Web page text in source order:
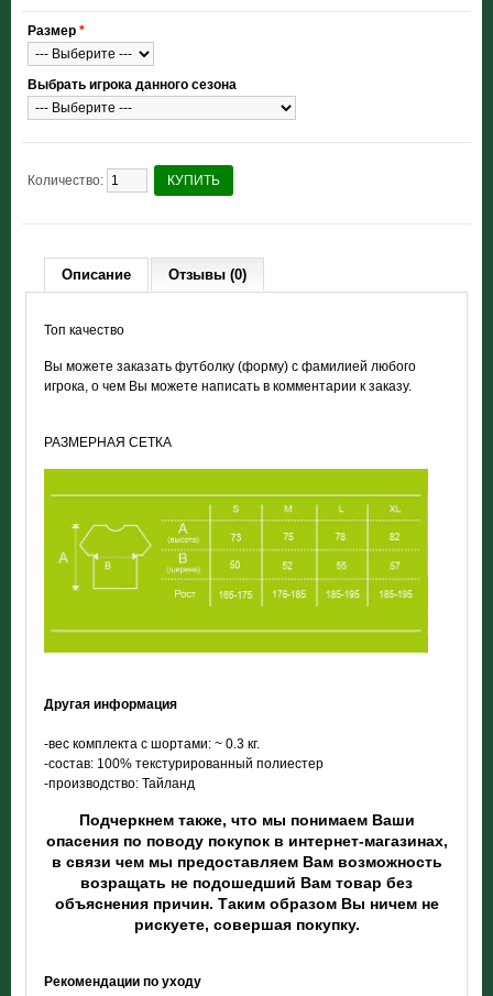
Размер *
Выбрать игрока данного сезона
Количество: КУПИТЬ
Описание Отзывы (0)
Топ качество
Вы можете заказать футболку (форму) с фамилией любого
игрока, о чем Вы можете написать в комментарии к заказу.
РАЗМЕРНАЯ СЕТКА
Другая информация
-вес комплекта с шортами: ~ 0.3 кг.
-состав: 100% текстурированный полиестер
-производство: Тайланд
Подчеркнем также, что мы понимаем Ваши
опасения по поводу покупок в интернет-магазинах,
в связи чем мы предоставляем Вам возможность
возращать не подошедший Вам товар без
объяснения причин. Таким образом Вы ничем не
рискуете, совершая покупку.
Рекомендации по уходу